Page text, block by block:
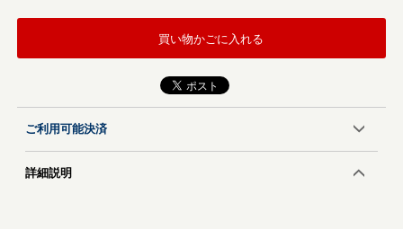
買い物かごに入れる
ご利用可能決済
詳細説明